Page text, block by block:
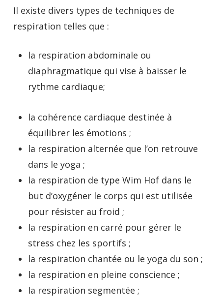
Il existe divers types de techniques de
respiration telles que :
la respiration abdominale ou
diaphragmatique qui vise à baisser le
rythme cardiaque;
la cohérence cardiaque destinée à
équilibrer les émotions ;
la respiration alternée que l’on retrouve
dans le yoga ;
la respiration de type Wim Hof dans le
but d’oxygéner le corps qui est utilisée
pour résister au froid ;
la respiration en carré pour gérer le
stress chez les sportifs ;
la respiration chantée ou le yoga du son ;
la respiration en pleine conscience ;
la respiration segmentée ;